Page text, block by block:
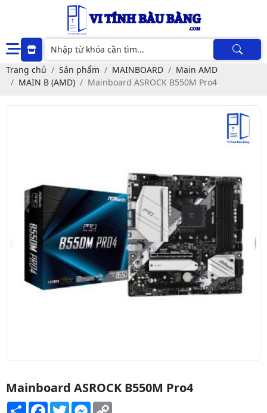
Trang chủ Sản phẩm MAINBOARD
Main AMD
MAIN B (AMD)
Mainboard ASROCK B550M Pro4
Mainboard ASROCK B550M Pro4
Share Facebook
TwitterMessenger